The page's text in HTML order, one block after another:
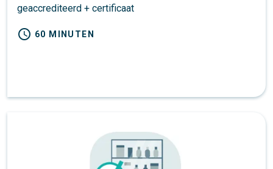
geaccrediteerd + certificaat
schedule 60 MINUTEN